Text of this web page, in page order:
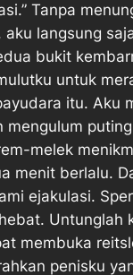
Tanpa
aku langsung
bukit
untuk
itu. Aku
mengulum
melek
menit berlalu.
ejakulasi.
Untunglah
membuka
penisku